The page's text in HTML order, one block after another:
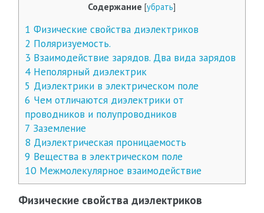
Содержание [убрать]
1 Физические свойства диэлектриков
2 Поляризуемость.
3 Взаимодействие зарядов. Два вида зарядов
4Неполярный диэлектрик
5 Диэлектрики в электрическом поле
6 Чем отличаются диэлектрики от
проводников и полупроводников
7 Заземление
8 Диэлектрическая проницаемость
9 Вещества в электрическом поле
10Межмолекулярное взаимодействие
Физические свойства диэлектриков